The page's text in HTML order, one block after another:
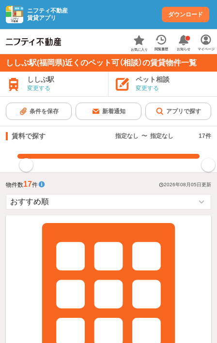
ニフティ不動産
賃貸アプリ
ダウンロード
お気に入り 閲覧履歴 お知らせ マイページ
ししぶ駅(福岡県)近くのペット可（相談）の賃貸物件一覧
ししぶ駅
変更する
ペット相談
変更する
条件を保存 新着通知 アプリで探す
賃料で探す 指定なし 〜 指定なし 17件
物件数17件 2026年08月05日更新